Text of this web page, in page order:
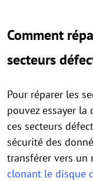
Comment
secteurs
Pour réparer les
pouvez essayer la
ces secteurs
sécurité des
transférer vers un
clonant le disque